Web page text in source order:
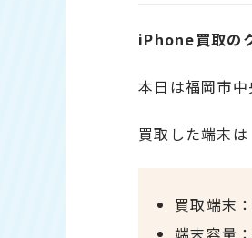
iPhone買取の
本日は福岡市
買取した端末
買取端末
端末容量